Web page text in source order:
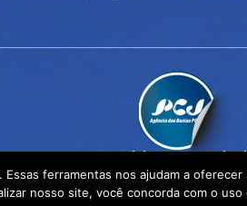
Visite nosso site!
ferramentas nos ajudam a
nosso site, você concorda com o